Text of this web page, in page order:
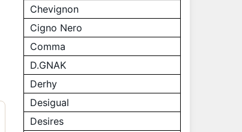
Chevignon
Cigno Nero
Comma
D.GNAK
Derhy
Desigual
Desires